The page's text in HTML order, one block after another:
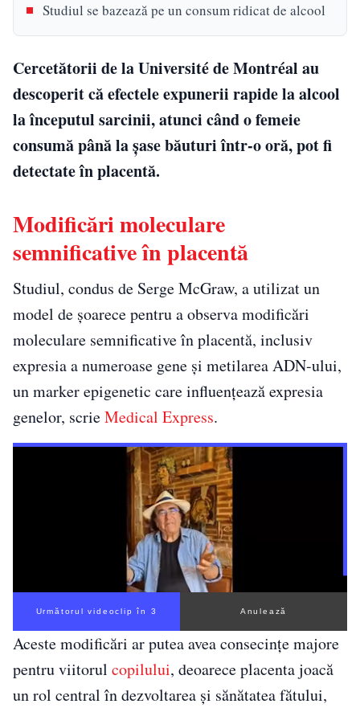
Studiul se bazează pe un consum ridicat de alcool
Cercetătorii de la Université de Montréal au
descoperit că efectele expunerii rapide la alcool
la începutul sarcinii, atunci când o femeie
consumă până la șase băuturi într-o oră, pot fi
detectate în placentă.
Modificări moleculare
semnificative în placentă
Studiul, condus de Serge McGraw, a utilizat un
model de șoarece pentru a observa modificări
moleculare semnificative în placentă, inclusiv
expresia a numeroase gene și metilarea ADN-ului,
un marker epigenetic care influențează expresia
genelor, scrieMedical Express.
Următorul videoclip în 3 Anulează
Aceste modificări ar putea avea consecințe majore
pentru viitorul copilului, deoarece placenta joacă
un rol central în dezvoltarea și sănătatea fătului,